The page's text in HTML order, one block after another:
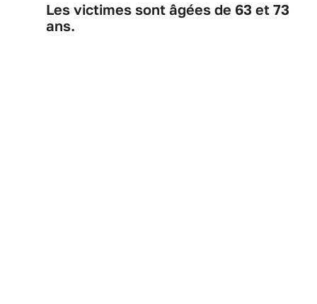
Les victimes sont âgées de 63 et 73
ans.